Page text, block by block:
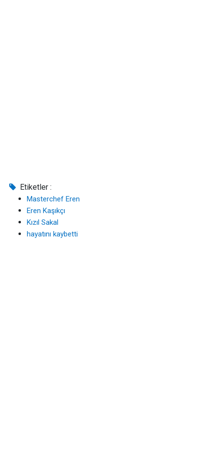
Etiketler :
Masterchef Eren
Eren Kaşıkçı
Kızıl Sakal
hayatını kaybetti